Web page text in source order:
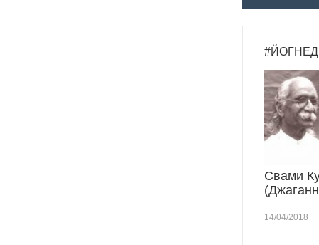
Свами
14/04/2018